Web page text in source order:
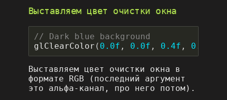
Выставляем цвет очистки окна
glClearColor ( 0.0f , 0.0f , 0.4f , 0.0f
Выставляем цвет очистки окна в
формате RGB (последний аргумент
это альфа-канал, про него потом).